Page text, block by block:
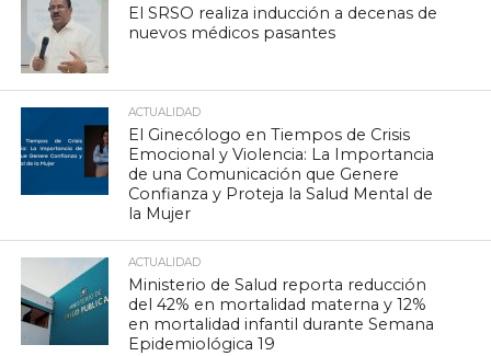
El SRSO realiza inducción a decenas de
nuevos médicos pasantes
ACTUALIDAD
El Ginecólogo en Tiempos de Crisis
Emocional y Violencia: La Importancia
de una Comunicación que Genere
Confianza y Proteja la Salud Mental de
la Mujer
ACTUALIDAD
Ministerio de Salud reporta reducción
del 42% en mortalidad materna y 12%
en mortalidad infantil durante Semana
Epidemiológica 19